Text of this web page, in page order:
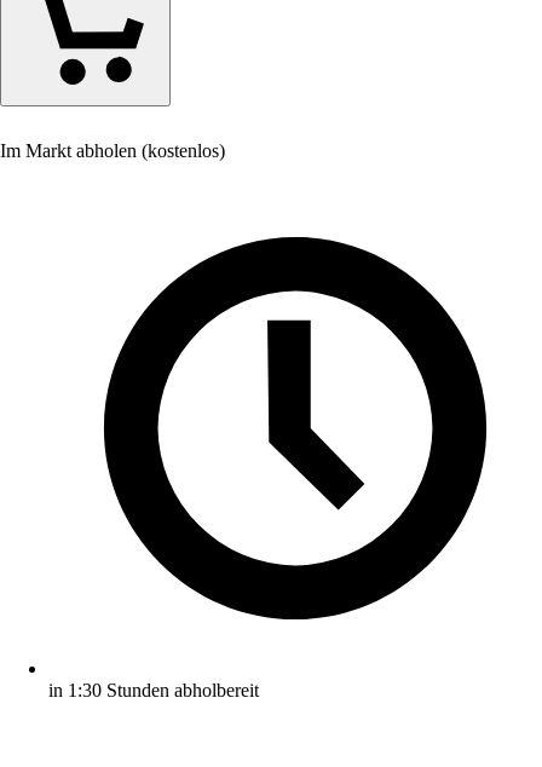
Im Markt abholen (kostenlos)
in 1:30 Stunden abholbereit